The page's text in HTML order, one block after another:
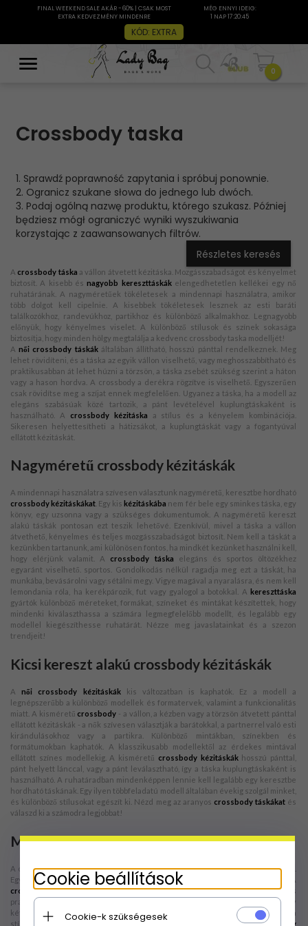
FINAL WEEKEND SALE AKÁR -60% | CSAK MOST
EXTRA KEDVEZMÉNY MINDENRE
KÓD: EXTRA
MÉG ENNYI IDEIG:
1 NAP 17:20:45
0
Crossbody taska
1. Sprawdź poprawność zapytania i spróbuj ponownie.
2. Ogranicz szukane słowa do jednego lub dwóch.
3. Podaj ogólną nazwę produktu, którego szukasz. Później
będziesz mógł ograniczyć wyniki wyszukiwania
korzystając z zaawansowanych filtrów.
Részletes keresés
Acrossbody táska a vállon átvetett kézitáska. Mozgásszabadságot és kényelmet
biztosít. A kisebb ésnagyobb kereszttáskákelengedhetetlen kellékei egy nő
ruhatárának. A nagyméretűek tökéletesek a mindennapi használatra, amikor
több dolgot kell cipelnie. A kisebbek tökéletesek lesznek az esti baráti
találkozókhoz, randevúkhoz, partikhoz és különböző alkalmakhoz. Legnagyobb
előnyük, hogy kényelmes viselet. A különböző stílusok és színek sokasága
biztosítja, hogy minden hölgy megtalálja a kedvenc crossbody taska modelljét!
Anői crossbody táskákáltalában állítható, hosszú pánttal rendelkeznek. Meg
lehet rövidíteni, és a táska az egyik vállon viselhető, vagy meghosszabbítható és
praktikusabban át lehet húzni a törzsön, a táska zsebét szükség szerint a háton
vagy a hason hordva. A crossbody a derékra rögzítve is viselhető. Egyszerűen
csak rövidítse meg a szíjat ennek megfelelően. Ugyanez a táska, ha a modell az
elegáns szabásúak közé tartozik, a pánt levételével kuplungtáskaként is
használható. A crossbody kézitáska a stílus és a kényelem kombinációja.
Sikeresen helyettesítheti a hátizsákot, a kuplungtáskát vagy a fogantyúval
ellátott kézitáskát.
Nagyméretű crossbody kézitáskák
A mindennapi használatra szívesen választunk nagyméretű, keresztbe hordható
crossbody kézitáskákat . Egy kis kézitáskába nem fér bele egy sminkes táska, egy
könyv, egy uzsonna vagy a szükséges dokumentumok. A nagyméretű kereszt
alakú táskák pontosan ezt teszik lehetővé. Ezenkívül, mivel a táska a vállon
átvethető, kényelmes és teljes mozgásszabadságot biztosít. Nem kell a táskát a
kezünkben tartanunk, ami különösen fontos, ha mindkét kezünket használni kell,
hogy elérjünk valamit. Acrossbody táska elegáns és sportos öltözékhez
egyaránt viselhető. sportos. Gondolkodás nélkül ragadja meg ezt a táskát, ha
munkába, bevásárolni vagy sétálni megy. Vigye magával a nyaralásra, és nem kell
lemondania róla, ha kerékpározik, fut vagy gyalogol a botokkal. A kereszttáska
gyártók különböző méreteket, formákat, színeket és mintákat készítettek, hogy
mindenki kiválaszthassa a számára legmegfelelőbb modellt, és legalább egy
modellel kiegészíthesse ruhatárát. Nézze meg javaslatainkat és a szezon
trendjeit!
Kicsi kereszt alakú crossbody kézitáskák
Anői crossbody kézitáskákkis változatban is kaphatók. Ez a modell a
legnépszerűbb a különböző modellek és formatervek, valamint a funkcionalitás
miatt. A kisméretűcrossbody - a vállon, a kézben vagy a törzsön átvetett pánttal
ellátott kézitáskák - a nők szívesen választják a barátokkal, a partnerrel való esti
kirándulásokhoz vagy a partikra. Különböző mintákban, színekben és
formátumokban kaphatók. A klasszikusabb modellektől az érdekes mintával
ellátott színes modellekig. A kisméretű crossbody kézitáskákhosszú pánttal,
pánt helyett lánccal, vagy a pánt leválasztható, így a táska kuplungtáskaként is
használható. A ruhatáradban mindenképpen lennie kell legalább egy keresztbe
hordható táskának. Egy ilyen többfeladatú modell általában évekig szolgál minket,
és különböző stílusokat egészít ki. Nézd meg az aranyos crossbody táskákatés
válaszd ki a számodra legjobbat!
Márkás crossbody kézitáskák
A c éges crossbody kézitáskáktervezőktől és globális divatházaktól származnak.
Egyes modellek klasszikusnak számítanak, és már évek óta népszerűek. A
crossbody kézitáskaegy prémium kategóriás kézitáska, amely sokoldalú és
praktikus jellegének köszönhetően sok évszakon át divatos lesz. Ez nem egy vagy
két szezonra, hanem sok évre szóló termék. Egy ilyen
crossbody táskakiemeli a
stílus karakterét, és eleganciát és luxust kölcsönöz neki. A
márkás crossbody
Cookie beállítások
Cookie-k szükségesek